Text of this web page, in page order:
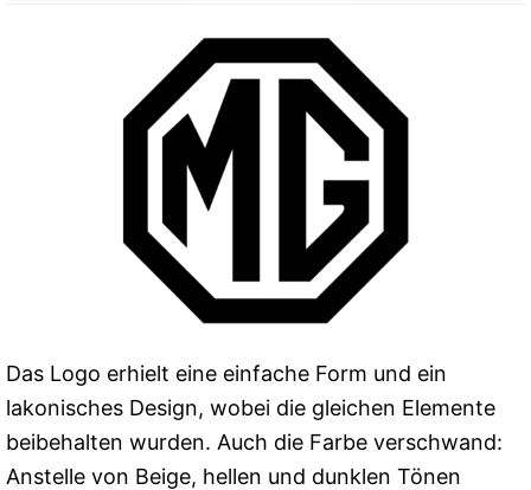
Das Logo erhielt eine einfache Form und ein
lakonisches Design, wobei die gleichen Elemente
beibehalten wurden. Auch die Farbe verschwand:
Anstelle von Beige, hellen und dunklen Tönen